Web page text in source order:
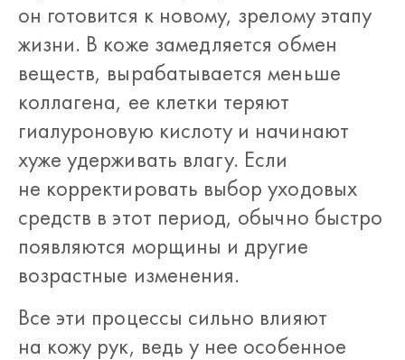
он готовится к новому, зрелому этапу
жизни. В коже замедляется обмен
веществ, вырабатывается меньше
коллагена, ее клетки теряют
гиалуроновую кислоту и начинают
хуже удерживать влагу. Если
не корректировать выбор уходовых
средств в этот период, обычно быстро
появляются морщины и другие
возрастные изменения.
Все эти процессы сильно влияют
на кожу рук, ведь у нее особенное